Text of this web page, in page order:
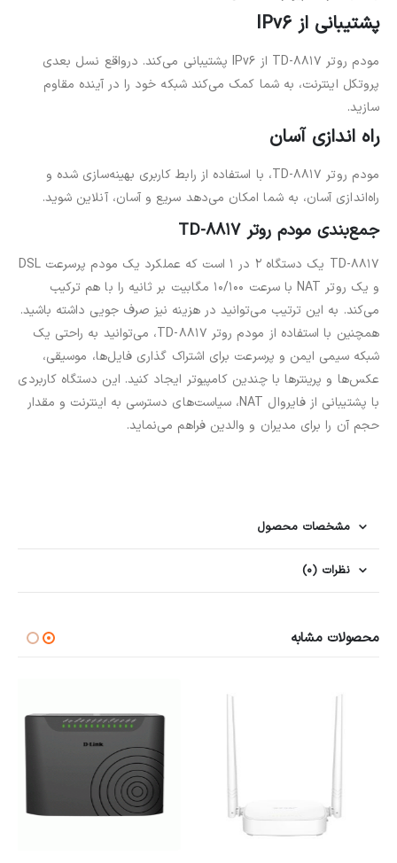
پشتیبانی از IPv6
مودم روتر TD-8817 از IPv6 پشتیبانی می‌کند. درواقع نسل بعدی
پروتکل اینترنت، به شما کمک می‌کند شبکه خود را در آینده مقاوم
سازید.
راه اندازی آسان
مودم روتر TD-8817، با استفاده از رابط کاربری بهینه‌سازی شده و
راه‌اندازی آسان، به شما امکان می‌دهد سریع و آسان، آنلاین شوید.
جمع‌بندی مودم روترTD-8817
TD-8817 یک دستگاه 2 در 1 است که عملکرد یک مودم پرسرعت DSL
و یک روتر NAT با سرعت 10/100 مگابیت بر ثانیه را با هم ترکیب
می‌کند. به این ترتیب می‌توانید در هزینه نیز صرف جویی داشته باشید.
همچنین با استفاده از مودم روتر TD-8817، می‌توانید به راحتی یک
شبکه سیمی ایمن و پرسرعت برای اشتراک گذاری فایل‌ها، موسیقی،
عکس‌ها و پرینترها با چندین کامپیوتر ایجاد کنید. این دستگاه کاربردی
با پشتیبانی از فایروال NAT، سیاست‌های دسترسی به اینترنت و مقدار
حجم آن را برای مدیران و والدین فراهم می‌نماید.
مشخصات محصول
نظرات (0)
محصولات مشابه